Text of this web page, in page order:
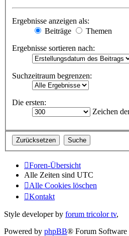
Ergebnisse anzeigen als:
Beiträge
Themen
Ergebnisse sortieren nach:
Suchzeitraum begrenzen:
Die ersten:
Zeichen
Foren-Übersicht
Alle Zeiten sind UTC
Alle Cookies löschen
Kontakt
Style developer by forum tricolor tv,
Powered by phpBB® Forum